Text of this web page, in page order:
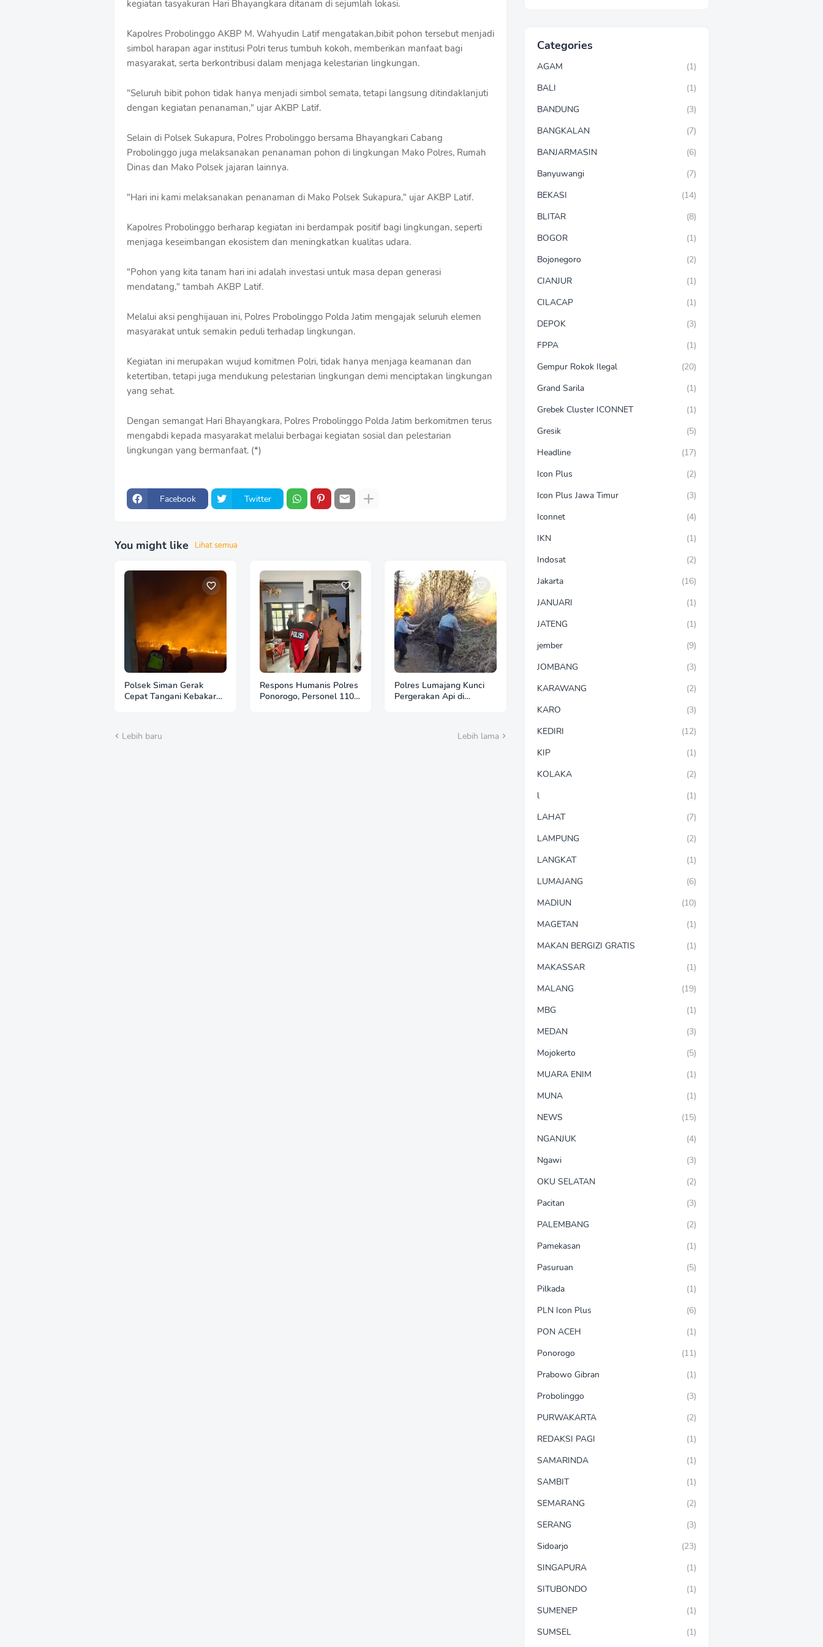
kegiatan tasyakuran Hari Bhayangkara ditanam di sejumlah lokasi.
Kapolres Probolinggo AKBP M. Wahyudin Latif mengatakan,bibit pohon tersebut menjadi
simbol harapan agar institusi Polri terus tumbuh kokoh, memberikan manfaat bagi
masyarakat, serta berkontribusi dalam menjaga kelestarian lingkungan.
"Seluruh bibit pohon tidak hanya menjadi simbol semata, tetapi langsung ditindaklanjuti
dengan kegiatan penanaman," ujar AKBP Latif.
Selain di Polsek Sukapura, Polres Probolinggo bersama Bhayangkari Cabang
Probolinggo juga melaksanakan penanaman pohon di lingkungan Mako Polres, Rumah
Dinas dan Mako Polsek jajaran lainnya.
"Hari ini kami melaksanakan penanaman di Mako Polsek Sukapura," ujar AKBP Latif.
Kapolres Probolinggo berharap kegiatan ini berdampak positif bagi lingkungan, seperti
menjaga keseimbangan ekosistem dan meningkatkan kualitas udara.
"Pohon yang kita tanam hari ini adalah investasi untuk masa depan generasi
mendatang," tambah AKBP Latif.
Melalui aksi penghijauan ini, Polres Probolinggo Polda Jatim mengajak seluruh elemen
masyarakat untuk semakin peduli terhadap lingkungan.
Kegiatan ini merupakan wujud komitmen Polri, tidak hanya menjaga keamanan dan
ketertiban, tetapi juga mendukung pelestarian lingkungan demi menciptakan lingkungan
yang sehat.
Dengan semangat Hari Bhayangkara, Polres Probolinggo Polda Jatim berkomitmen terus
mengabdi kepada masyarakat melalui berbagai kegiatan sosial dan pelestarian
lingkungan yang bermanfaat. (*)
Facebook Twitter
f
T
m
l
a
s
You might like Lihat semua
Polsek Siman Gerak
Cepat Tangani Kebakaran
Respons Humanis Polres
Ponorogo, Personel 110
Polres Lumajang Kunci
Pergerakan Api di
Lebih baru
Lebih lama
Categories
AGAM
(1)
BALI
(1)
BANDUNG
(3)
BANGKALAN
(7)
BANJARMASIN
(6)
Banyuwangi
(7)
BEKASI
(14)
BLITAR
(8)
BOGOR
(1)
Bojonegoro
(2)
CIANJUR
(1)
CILACAP
(1)
DEPOK
(3)
FPPA
(1)
Gempur Rokok Ilegal
(20)
Grand Sarila
(1)
Grebek Cluster ICONNET
(1)
Gresik
(5)
Headline
(17)
Icon Plus
(2)
Icon Plus Jawa Timur
(3)
Iconnet
(4)
IKN
(1)
Indosat
(2)
Jakarta
(16)
JANUARI
(1)
JATENG
(1)
jember
(9)
JOMBANG
(3)
KARAWANG
(2)
KARO
(3)
KEDIRI
(12)
KIP
(1)
KOLAKA
(2)
l
(1)
LAHAT
(7)
LAMPUNG
(2)
LANGKAT
(1)
LUMAJANG
(6)
MADIUN
(10)
MAGETAN
(1)
MAKAN BERGIZI GRATIS
(1)
MAKASSAR
(1)
MALANG
(19)
MBG
(1)
MEDAN
(3)
Mojokerto
(5)
MUARA ENIM
(1)
MUNA
(1)
NEWS
(15)
NGANJUK
(4)
Ngawi
(3)
OKU SELATAN
(2)
Pacitan
(3)
PALEMBANG
(2)
Pamekasan
(1)
Pasuruan
(5)
Pilkada
(1)
PLN Icon Plus
(6)
PON ACEH
(1)
Ponorogo
(11)
Prabowo Gibran
(1)
Probolinggo
(3)
PURWAKARTA
(2)
REDAKSI PAGI
(1)
SAMARINDA
(1)
SAMBIT
(1)
SEMARANG
(2)
SERANG
(3)
Sidoarjo
(23)
SINGAPURA
(1)
SITUBONDO
(1)
SUMENEP
(1)
SUMSEL
(1)